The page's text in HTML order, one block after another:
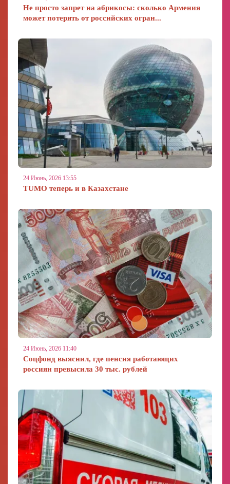
Не просто запрет на абрикосы: сколько Армения
может потерять от российских огран...
24 Июнь, 2026 13:55
TUMO теперь и в Казахстане
24 Июнь, 2026 11:40
Соцфонд выяснил, где пенсия работающих
россиян превысила 30 тыс. рублей